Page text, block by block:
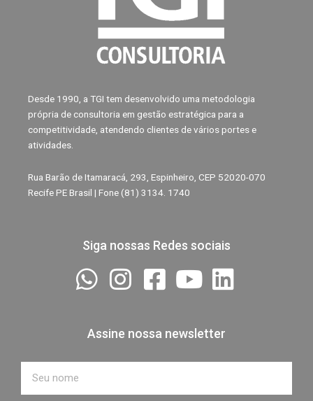
Desde 1990, a TGI tem desenvolvido uma metodologia
própria de consultoria em gestão estratégica para a
competitividade, atendendo clientes de vários portes e
atividades.
Rua Barão de Itamaracá, 293, Espinheiro, CEP 52020-070
Recife PE Brasil | Fone (81) 3134. 1740
Siga nossas Redes sociais
Assine nossa newsletter